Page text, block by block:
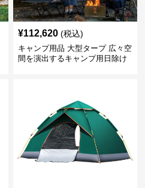
¥112,620 (税込)
キャンプ用品 大型タープ 広々空
間を演出するキャンプ用日除け